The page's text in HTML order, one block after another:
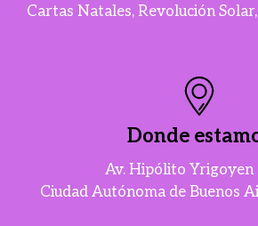
Cartas Natales, Revolución
Donde
Av. Hipólito Yrigoyen
Ciudad Autónoma de Buenos